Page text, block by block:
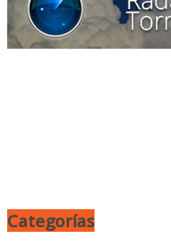
Categorías